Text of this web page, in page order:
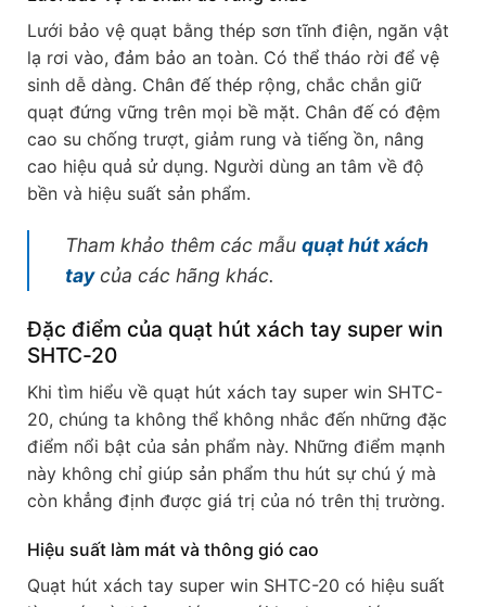
Lưới bảo vệ quạt bằng thép sơn tĩnh điện, ngăn vật
lạ rơi vào, đảm bảo an toàn. Có thể tháo rời để vệ
sinh dễ dàng. Chân đế thép rộng, chắc chắn giữ
quạt đứng vững trên mọi bề mặt. Chân đế có đệm
cao su chống trượt, giảm rung và tiếng ồn, nâng
cao hiệu quả sử dụng. Người dùng an tâm về độ
bền và hiệu suất sản phẩm.
Tham khảo thêm các mẫu quạt hút xách
taycủa các hãng khác.
Đặc điểm của quạt hút xách tay super win
SHTC-20
Khi tìm hiểu về quạt hút xách tay super win SHTC-
20, chúng ta không thể không nhắc đến những đặc
điểm nổi bật của sản phẩm này. Những điểm mạnh
này không chỉ giúp sản phẩm thu hút sự chú ý mà
còn khẳng định được giá trị của nó trên thị trường.
Hiệu suất làm mát và thông gió cao
Quạt hút xách tay super win SHTC-20 có hiệu suất